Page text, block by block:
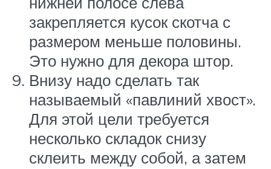
закрепляется кусок скотча с
размером меньше половины.
Это нужно для декора штор.
Внизу надо сделать так
называемый «павлиний хвост».
Для этой цели требуется
несколько складок снизу
склеить между собой, а затем